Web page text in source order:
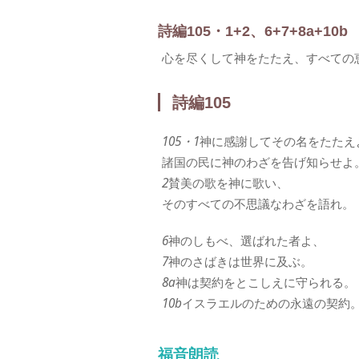
詩編105・1+2、6+7+8a+10b
心を尽くして神をたたえ、すべての
詩編105
105・1神に感謝してその名をたたえ
諸国の民に神のわざを告げ知らせよ。
2賛美の歌を神に歌い、
そのすべての不思議なわざを語れ。
6神のしもべ、選ばれた者よ、
7神のさばきは世界に及ぶ。
8a神は契約をとこしえに守られる。
10bイスラエルのための永遠の契約。
福音朗読